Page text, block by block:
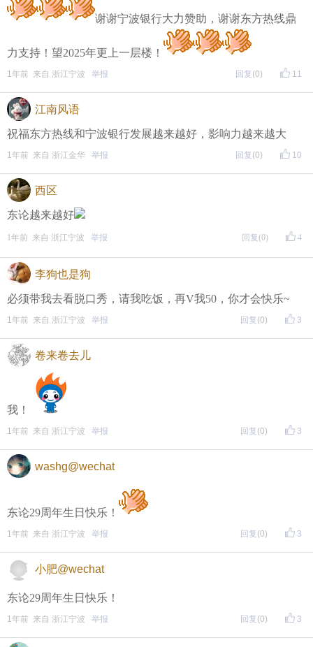
谢谢宁波银行大力赞助，谢谢东方热线鼎
力支持！望2025年更上一层楼！
11
1年前 来自 浙江宁波 举报 回复 (0)
江南风语
祝福东方热线和宁波银行发展越来越好，影响力越来越大
10
1年前 来自 浙江金华 举报 回复 (0)
西区
东论越来越好
4
1年前 来自 浙江宁波 举报 回复(0)
李狗也是狗
必须带我去看脱口秀，请我吃饭，再V我50，你才会快乐~
3
1年前 来自 浙江宁波 举报 回复 (0)
卷来卷去儿
我！
3
1年前 来自 浙江宁波 举报 回复 (0)
washg@wechat
东论29周年生日快乐！
3
1年前 来自 浙江宁波 举报 回复 (0)
小肥@wechat
东论29周年生日快乐！
3
1年前 来自 浙江宁波 举报 回复 (0)